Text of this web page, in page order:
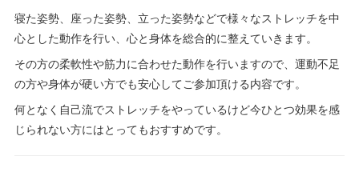
寝た姿勢、座った姿勢、立った姿勢などで様々なストレッチを中
心とした動作を行い、心と身体を総合的に整えていきます。
その方の柔軟性や筋力に合わせた動作を行いますので、運動不足
の方や身体が硬い方でも安心してご参加頂ける内容です。
何となく自己流でストレッチをやっているけど今ひとつ効果を感
じられない方にはとってもおすすめです。